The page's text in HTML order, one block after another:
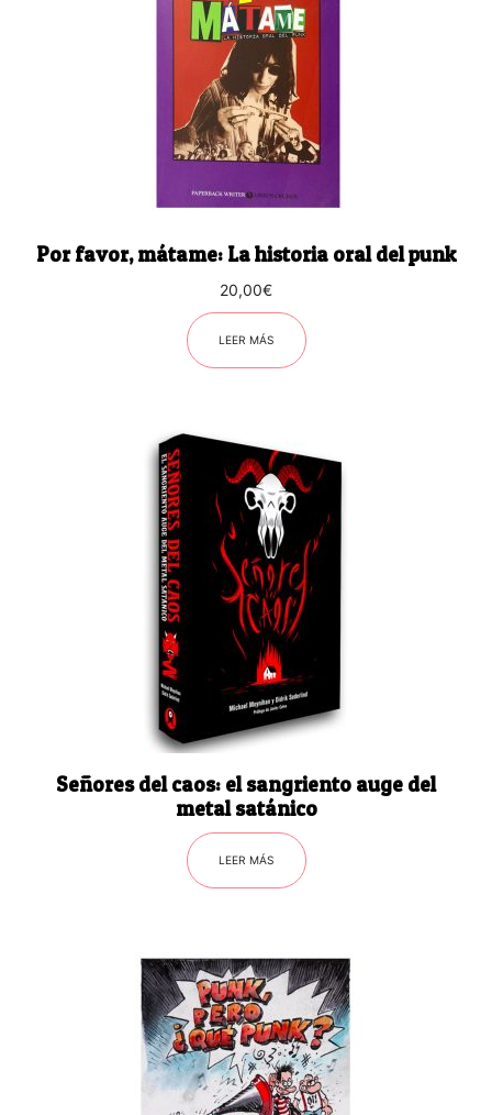
Por favor, mátame: La historia oral del punk
20,00€
LEER MÁS
Señores del caos: el sangriento auge del
metal satánico
LEER MÁS